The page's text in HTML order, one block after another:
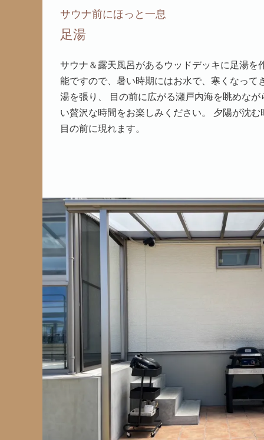
サウナ前にほっと一息
足湯
サウナ＆露天風呂があるウッドデッキに足湯を
能ですので、暑い時期にはお水で、寒くなって
湯を張り、 目の前に広がる瀬戸内海を眺めな
い贅沢な時間をお楽しみください。 夕陽が沈
目の前に現れます。